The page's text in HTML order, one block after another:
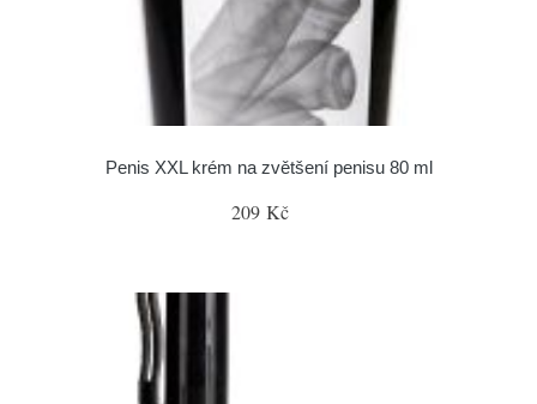
Penis XXL krém na zvětšení penisu 80 ml
209 Kč